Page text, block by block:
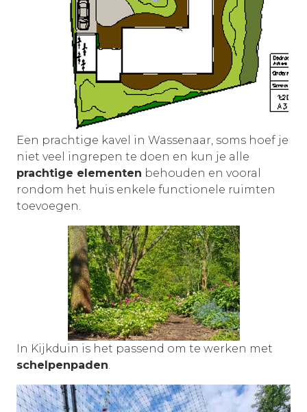
Een prachtige kavel in Wassenaar, soms hoef je
niet veel ingrepen te doen en kun je alle
prachtige elementen behouden en vooral
rondom het huis enkele functionele ruimten
toevoegen.
In Kijkduin is het passend om te werken met
schelpenpaden